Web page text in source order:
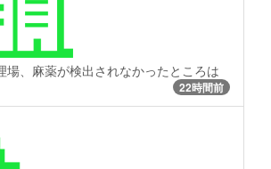
場、麻薬が検出されなかったところは
22時間前